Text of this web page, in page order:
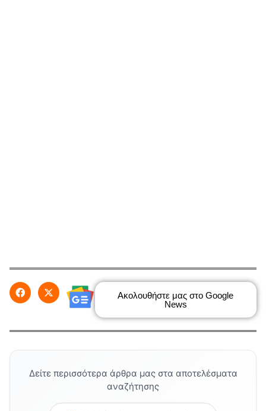
Ακολουθήστε μας στο Google
News
Δείτε περισσότερα άρθρα μας στα αποτελέσματα
αναζήτησης